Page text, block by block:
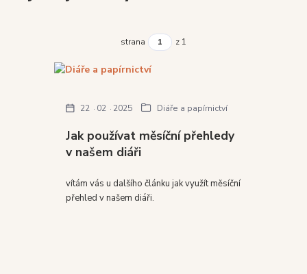
strana z 1
Jak používat měsíční přehledy
v našem diáři
22 02 2025 Diáře a papírnictví
vítám vás u dalšího článku jak využít měsíční
přehled v našem diáři.